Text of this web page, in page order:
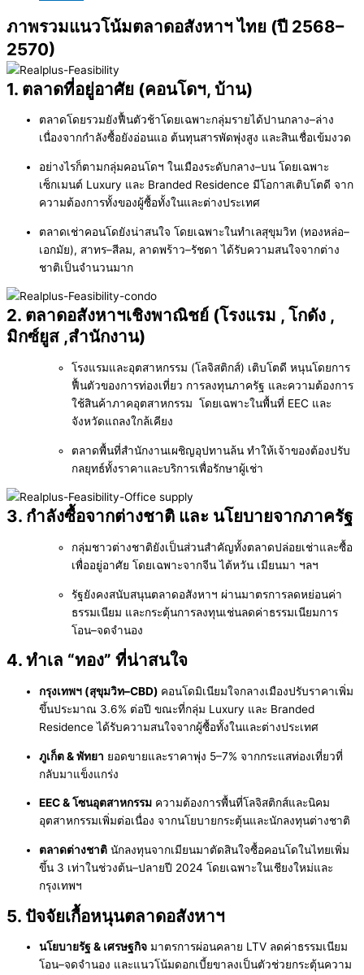
ภาพรวมแนวโน้มตลาดอสังหาฯ ไทย (ปี 2568–
2570)
1. ตลาดที่อยู่อาศัย (คอนโดฯ, บ้าน)
ตลาดโดยรวมยังฟื้นตัวช้าโดยเฉพาะกลุ่มรายได้ปานกลาง–ล่าง
เนื่องจากกำลังซื้อยังอ่อนแอ ต้นทุนสารพัดพุ่งสูง และสินเชื่อเข้มงวด
อย่างไรก็ตามกลุ่มคอนโดฯ ในเมืองระดับกลาง–บน โดยเฉพาะ
เซ็กเมนต์ Luxury และ Branded Residence มีโอกาสเติบโตดี จาก
ความต้องการทั้งของผู้ซื้อทั้งในและต่างประเทศ
ตลาดเช่าคอนโดยังน่าสนใจ โดยเฉพาะในทำเลสุขุมวิท (ทองหล่อ–
เอกมัย), สาทร–สีลม, ลาดพร้าว–รัชดา ได้รับความสนใจจากต่าง
ชาติเป็นจำนวนมาก
2. ตลาดอสังหาฯเชิงพาณิชย์ (โรงแรม , โกดัง ,
มิกซ์ยูส ,สำนักงาน)
โรงแรมและอุตสาหกรรม (โลจิสติกส์) เติบโตดี หนุนโดยการ
ฟื้นตัวของการท่องเที่ยว การลงทุนภาครัฐ และความต้องการ
ใช้สินค้าภาคอุตสาหกรรม โดยเฉพาะในพื้นที่ EEC และ
จังหวัดแถลงใกล้เคียง
ตลาดพื้นที่สำนักงานเผชิญอุปทานล้น ทำให้เจ้าของต้องปรับ
กลยุทธ์ทั้งราคาและบริการเพื่อรักษาผู้เช่า
3. กำลังซื้อจากต่างชาติ และ นโยบายจากภาครัฐ
กลุ่มชาวต่างชาติยังเป็นส่วนสำคัญทั้งตลาดปล่อยเช่าและซื้อ
เพื่ออยู่อาศัย โดยเฉพาะจากจีน ไต้หวัน เมียนมา ฯลฯ
รัฐยังคงสนับสนุนตลาดอสังหาฯ ผ่านมาตรการลดหย่อนค่า
ธรรมเนียม และกระตุ้นการลงทุนเช่นลดค่าธรรมเนียมการ
โอน–จดจำนอง
4. ทำเล “ทอง” ที่น่าสนใจ
กรุงเทพฯ (สุขุมวิท–CBD) คอนโดมิเนียมใจกลางเมืองปรับราคาเพิ่ม
ขึ้นประมาณ 3.6% ต่อปี ขณะที่กลุ่ม Luxury และ Branded
Residence ได้รับความสนใจจากผู้ซื้อทั้งในและต่างประเทศ
ภูเก็ต & พัทยา ยอดขายและราคาพุ่ง 5–7% จากกระแสท่องเที่ยวที่
กลับมาแข็งแกร่ง
EEC & โซนอุตสาหกรรม ความต้องการพื้นที่โลจิสติกส์และนิคม
อุตสาหกรรมเพิ่มต่อเนื่อง จากนโยบายกระตุ้นและนักลงทุนต่างชาติ
ตลาดต่างชาติ นักลงทุนจากเมียนมาตัดสินใจซื้อคอนโดในไทยเพิ่ม
ขึ้น 3 เท่าในช่วงต้น–ปลายปี 2024 โดยเฉพาะในเชียงใหม่และ
กรุงเทพฯ
5. ปัจจัยเกื้อหนุนตลาดอสังหาฯ
นโยบายรัฐ & เศรษฐกิจ มาตรการผ่อนคลาย LTV ลดค่าธรรมเนียม
โอน–จดจำนอง และแนวโน้มดอกเบี้ยขาลงเป็นตัวช่วยกระตุ้นความ